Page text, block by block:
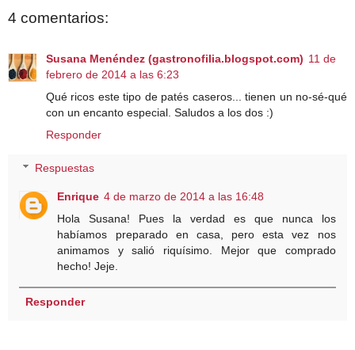
4 comentarios:
Susana Menéndez (gastronofilia.blogspot.com) 11 de
febrero de 2014 a las 6:23
Qué ricos este tipo de patés caseros... tienen un no-sé-qué
con un encanto especial. Saludos a los dos :)
Responder
Respuestas
Enrique 4 de marzo de 2014 a las 16:48
Hola Susana! Pues la verdad es que nunca los
habíamos preparado en casa, pero esta vez nos
animamos y salió riquísimo. Mejor que comprado
hecho! Jeje.
Responder